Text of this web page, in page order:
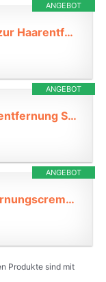
ANGEBOT
Cyperus Rotundus Öl zur Haarentfernung, Cyperusöl Reduzierung des Körperhaarwachstums, glatte Haut und Haarentfernung, verkleinert die Poren, Cyperus Rotundus Öl geeignet für alle Hauttypen, 60 ml*
ANGEBOT
Braun IPL Geräte Haarentfernung Silk·expert Pro 5, PL5157, Weiß/Gold*
ANGEBOT
Veet Expert Haarentfernungscreme für Körper & Beine, sensible Haut, 100 ml*
Produkte sind mit